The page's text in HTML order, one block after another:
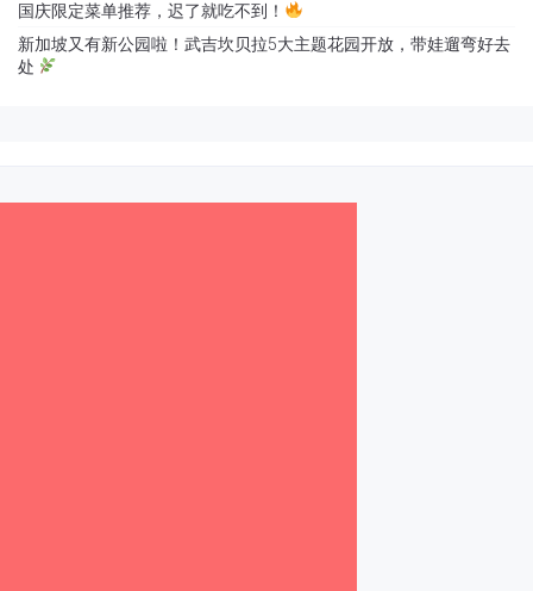
国庆限定菜单推荐，迟了就吃不到！
新加坡又有新公园啦！武吉坎贝拉5大主题花园开放，带娃遛弯好去
处